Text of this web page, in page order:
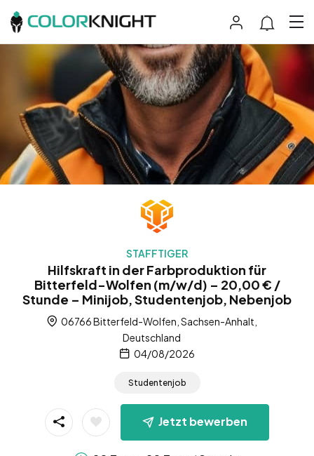
STAFFTIGER
Hilfskraft in der Farbproduktion für
Bitterfeld-Wolfen (m/w/d) – 20,00 € /
Stunde – Minijob, Studentenjob, Nebenjob
06766 Bitterfeld-Wolfen, Sachsen-Anhalt,
Deutschland
04/08/2026
Studentenjob
Jetzt bewerben